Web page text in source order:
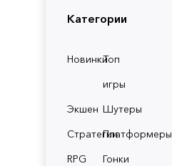
Категории
НовинкиТоп
игры
Экшен Шутеры
СтратегииПлатформеры
RPG
Гонки